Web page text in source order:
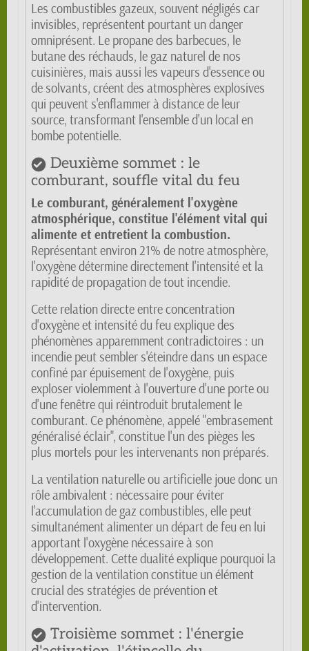
Les combustibles gazeux, souvent négligés car
invisibles, représentent pourtant un danger
omniprésent. Le propane des barbecues, le
butane des réchauds, le gaz naturel de nos
cuisinières, mais aussi les vapeurs d'essence ou
de solvants, créent des atmosphères explosives
qui peuvent s'enflammer à distance de leur
source, transformant l'ensemble d'un local en
bombe potentielle.
Deuxième sommet : le
comburant, souffle vital du feu
Le comburant, généralement l'oxygène
atmosphérique, constitue l'élément vital qui
alimente et entretient la combustion.
Représentant environ 21% de notre atmosphère,
l'oxygène détermine directement l'intensité et la
rapidité de propagation de tout incendie.
Cette relation directe entre concentration
d'oxygène et intensité du feu explique des
phénomènes apparemment contradictoires : un
incendie peut sembler s'éteindre dans un espace
confiné par épuisement de l'oxygène, puis
exploser violemment à l'ouverture d'une porte ou
d'une fenêtre qui réintroduit brutalement le
comburant. Ce phénomène, appelé "embrasement
généralisé éclair", constitue l'un des pièges les
plus mortels pour les intervenants non préparés.
La ventilation naturelle ou artificielle joue donc un
rôle ambivalent : nécessaire pour éviter
l'accumulation de gaz combustibles, elle peut
simultanément alimenter un départ de feu en lui
apportant l'oxygène nécessaire à son
développement. Cette dualité explique pourquoi la
gestion de la ventilation constitue un élément
crucial des stratégies de prévention et
d'intervention.
Troisième sommet : l'énergie